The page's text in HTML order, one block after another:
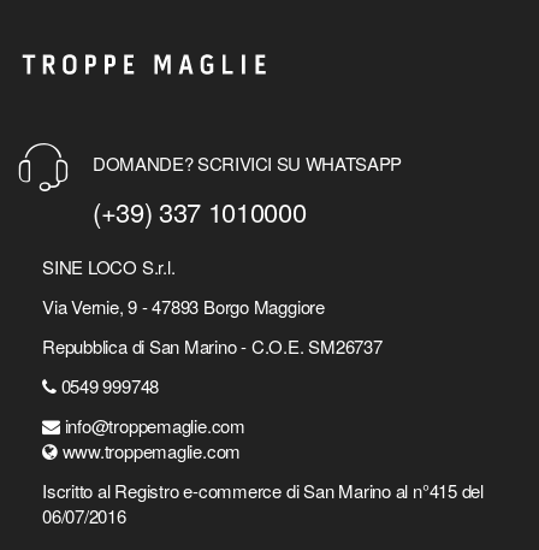
DOMANDE? SCRIVICI SU WHATSAPP
(+39) 337 1010000
SINE LOCO S.r.l.
Via Vernie, 9 - 47893 Borgo Maggiore
Repubblica di San Marino - C.O.E. SM26737
0549 999748
info@troppemaglie.com
www.troppemaglie.com
Iscritto al Registro e-commerce di San Marino al n°415 del
06/07/2016